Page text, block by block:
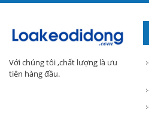
Với chúng tôi ,chất lượng là ưu
tiên hàng đầu.